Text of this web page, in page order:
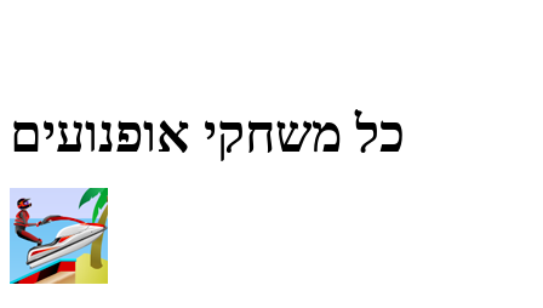
כל משחקי אופנועים